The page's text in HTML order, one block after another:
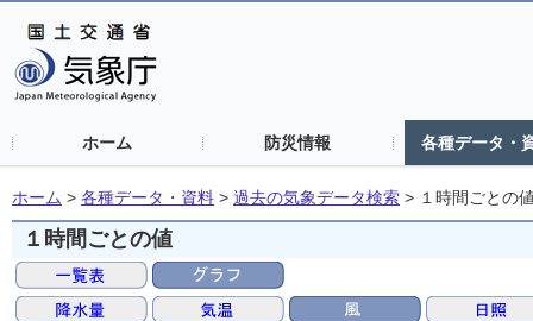
ホーム 防災情報 各種データ・
ホーム > 各種データ・資料 > 過去の気象データ検索 > １時間ごとの
１時間ごとの値